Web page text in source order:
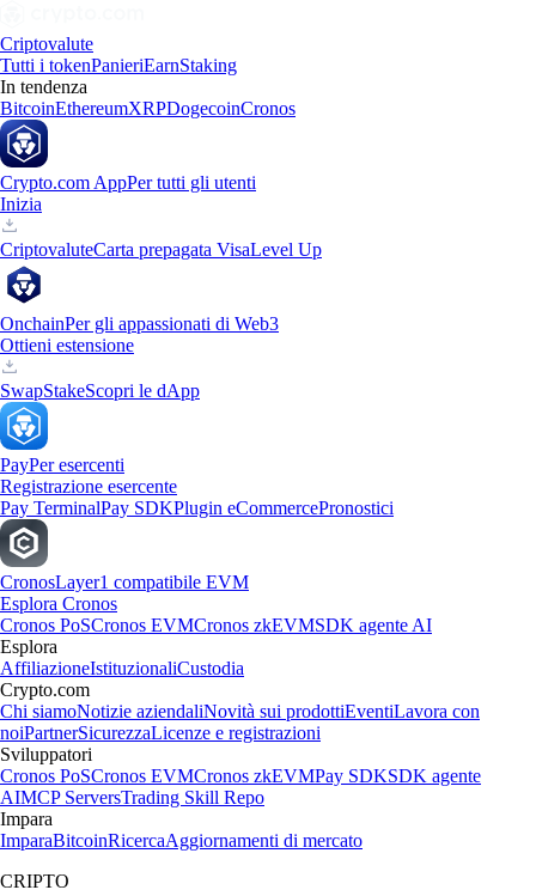
Criptovalute
Tutti i tokenPanieriEarnStaking
In tendenza
BitcoinEthereumXRPDogecoinCronos
Crypto.com AppPer tutti gli utenti
Inizia
CriptovaluteCarta prepagata VisaLevel Up
OnchainPer gli appassionati di Web3
Ottieni estensione
SwapStakeScopri le dApp
PayPer esercenti
Registrazione esercente
Pay TerminalPay SDKPlugin eCommercePronostici
CronosLayer1 compatibile EVM
Esplora Cronos
Cronos PoSCronos EVMCronos zkEVMSDK agente AI
Esplora
AffiliazioneIstituzionaliCustodia
Crypto.com
Chi siamoNotizie aziendaliNovità sui prodottiEventiLavora con
noiPartnerSicurezzaLicenze e registrazioni
Sviluppatori
Cronos PoSCronos EVMCronos zkEVMPay SDKSDK agente
AIMCP ServersTrading Skill Repo
Impara
ImparaBitcoinRicercaAggiornamenti di mercato
CRIPTO